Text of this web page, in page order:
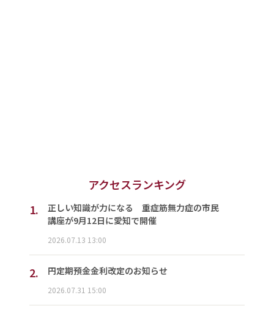
アクセスランキング
1.
正しい知識が力になる 重症筋無力症の市民
講座が9月12日に愛知で開催
2026.07.13 13:00
2. 円定期預金金利改定のお知らせ
2026.07.31 15:00